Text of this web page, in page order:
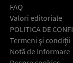
FAQ
Valori editoriale
POLITICA DE
Termeni şi condiţii
Notă de Informare